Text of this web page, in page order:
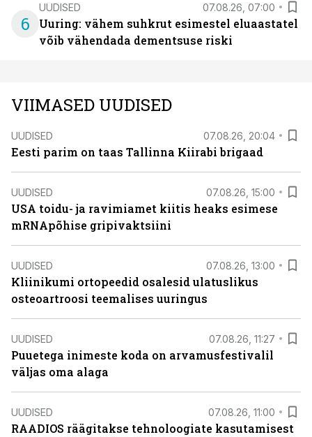
6
UUDISED 07.08.26, 07:00
Uuring: vähem suhkrut esimestel eluaastatel
võib vähendada dementsuse riski
VIIMASED UUDISED
UUDISED 07.08.26, 20:04
Eesti parim on taas Tallinna Kiirabi brigaad
UUDISED 07.08.26, 15:00
USA toidu- ja ravimiamet kiitis heaks esimese
mRNApõhise gripivaktsiini
UUDISED 07.08.26, 13:00
Kliinikumi ortopeedid osalesid ulatuslikus
osteoartroosi teemalises uuringus
UUDISED 07.08.26, 11:27
Puuetega inimeste koda on arvamusfestivalil
väljas oma alaga
UUDISED 07.08.26, 11:00
RAADIOS räägitakse tehnoloogiate kasutamisest